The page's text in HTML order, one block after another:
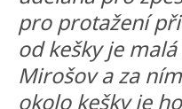
pro protažení
od kešky je
Mirošov a za
okolo kešky je